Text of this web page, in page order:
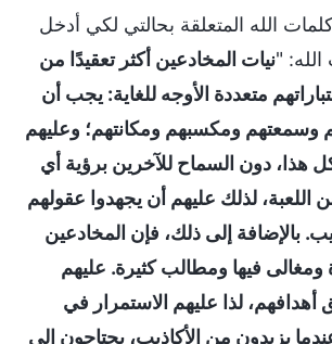
الله المتعلقة بحالتي لكي أدخل
"نيات المخادعين أكثر تعقيدًا من
متعددة الأوجه للغاية: يجب أن
وسمعتهم ومكسبهم ومكانتهم؛ وعليهم
هذا، دون السماح للآخرين برؤية أي
اللعبة، لذلك عليهم أن يجهدوا عقولهم
بالإضافة إلى ذلك، فإن المخادعين
ومغالى فيها ومطالب كثيرة. عليهم
أهدافهم، لذا عليهم الاستمرار في
يزيدون من الأكاذيب، يحتاجون إلى